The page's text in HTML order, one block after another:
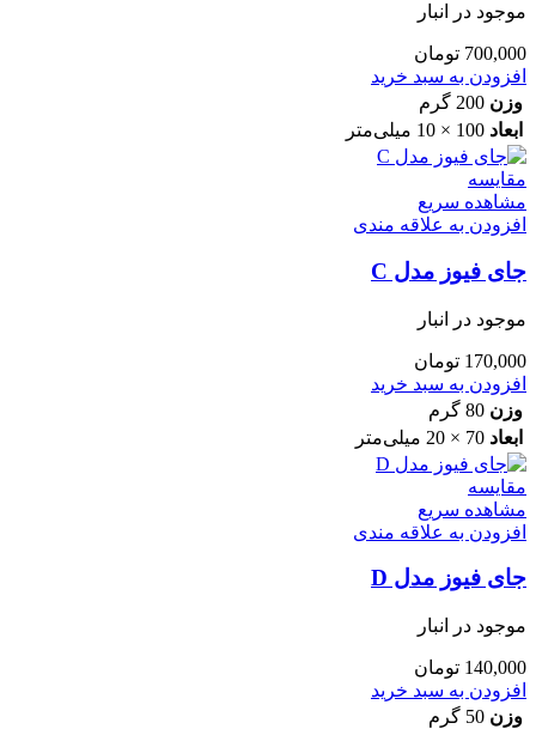
موجود در انبار
700,000 تومان
افزودن به سبد خرید
وزن 200 گرم
ابعاد 100 × 10 میلی‌متر
مقایسه
مشاهده سریع
افزودن به علاقه مندی
جای فیوز مدل C
موجود در انبار
170,000 تومان
افزودن به سبد خرید
وزن 80 گرم
ابعاد 70 × 20 میلی‌متر
مقایسه
مشاهده سریع
افزودن به علاقه مندی
جای فیوز مدل D
موجود در انبار
140,000 تومان
افزودن به سبد خرید
وزن 50 گرم